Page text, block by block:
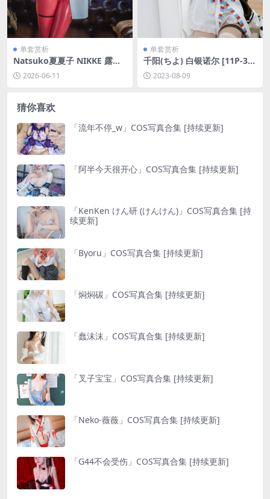
单套赏析
Natsuko夏夏子 NIKKE 露姬·
逆兔女郎[63P-434.4M]
2026-06-11
单套赏析
千阳(ちよ) 白银诺尔 [11P-36
MB]2023-08-09
猜你喜欢
「流年不停_w」COS写真合集 [持续更新]
「阿半今天很开心」COS写真合集 [持续更新]
「KenKen けん研 (けんけん)」COS写真合集 [持
续更新]
「Byoru」COS写真合集 [持续更新]
「焖焖碳」COS写真合集 [持续更新]
「蠢沫沫」COS写真合集 [持续更新]
「叉子宝宝」COS写真合集 [持续更新]
「Neko-薇薇」COS写真合集 [持续更新]
「G44不会受伤」COS写真合集 [持续更新]